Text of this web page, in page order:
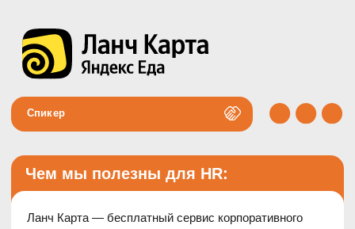
Спикер
Ланч Карта — бесплатный сервис корпоративного
питания, который работает по всей России,
10+ сценариев для компаний:
лимитами по сумме и дням недели